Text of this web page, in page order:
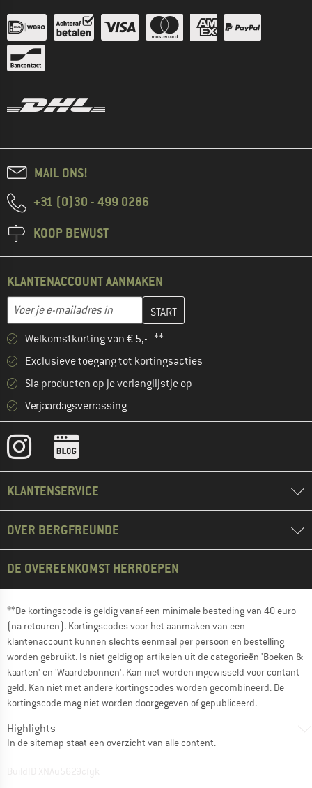
MAIL ONS!
+31 (0)30 - 499 0286
KOOP BEWUST
KLANTENACCOUNT AANMAKEN
E-mailadres
Vul je e-mailadres hier in en maak in de volgende stap je
Welkomstkorting van € 5,- **
Exclusieve toegang tot kortingsacties
Sla producten op je verlanglijstje op
Verjaardagsverrassing
KLANTENSERVICE
OVER BERGFREUNDE
DE OVEREENKOMST HERROEPEN
**De kortingscode is geldig vanaf een minimale besteding van 40 euro
(na retouren). Kortingscodes voor het aanmaken van een
klantenaccount kunnen slechts eenmaal per persoon en bestelling
worden gebruikt. Is niet geldig op artikelen uit de categorieën 'Boeken &
kaarten' en 'Waardebonnen'. Kan niet worden ingewisseld voor contant
geld. Kan niet met andere kortingscodes worden gecombineerd. De
kortingscode mag niet worden doorgegeven of gepubliceerd.
Highlights
In desitemap staat een overzicht van alle content.